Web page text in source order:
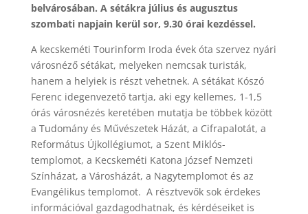
belvárosában. A sétákra július és augusztus
szombati napjain kerül sor, 9.30 órai kezdéssel.
A kecskeméti Tourinform Iroda évek óta szervez nyári
városnéző sétákat, melyeken nemcsak turisták,
hanem a helyiek is részt vehetnek. A sétákat Kószó
Ferenc idegenvezető tartja, aki egy kellemes, 1-1,5
órás városnézés keretében mutatja be többek között
a Tudomány és Művészetek Házát, a Cifrapalotát, a
Református Újkollégiumot, a Szent Miklós-
templomot, a Kecskeméti Katona József Nemzeti
Színházat, a Városházát, a Nagytemplomot és az
Evangélikus templomot. A résztvevők sok érdekes
információval gazdagodhatnak, és kérdéseiket is